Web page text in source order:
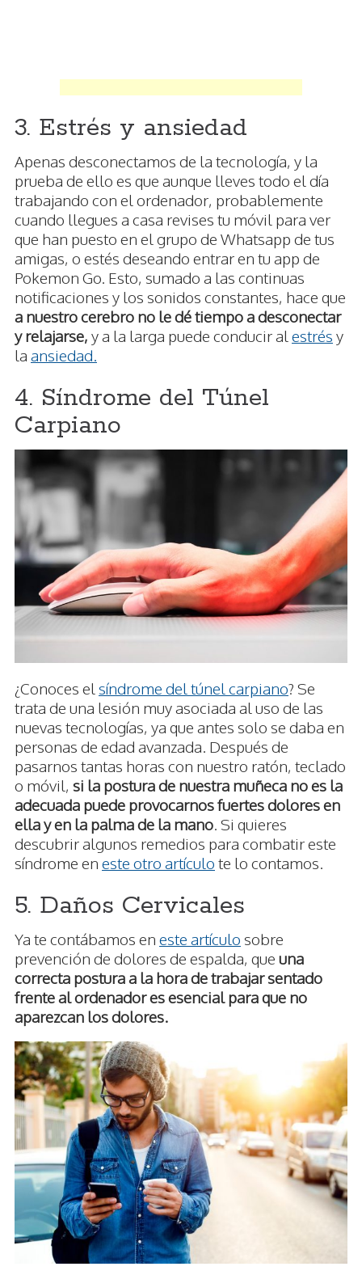
3. Estrés y ansiedad
Apenas desconectamos de la tecnología, y la
prueba de ello es que aunque lleves todo el día
trabajando con el ordenador, probablemente
cuando llegues a casa revises tu móvil para ver
que han puesto en el grupo de Whatsapp de tus
amigas, o estés deseando entrar en tu app de
Pokemon Go. Esto, sumado a las continuas
notificaciones y los sonidos constantes, hace que
a nuestro cerebro no le dé tiempo a desconectar
y relajarse, y a la larga puede conducir al estrés y
la ansiedad.
4. Síndrome del Túnel
Carpiano
¿Conoces el síndrome del túnel carpiano? Se
trata de una lesión muy asociada al uso de las
nuevas tecnologías, ya que antes solo se daba en
personas de edad avanzada. Después de
pasarnos tantas horas con nuestro ratón, teclado
o móvil, si la postura de nuestra muñeca no es la
adecuada puede provocarnos fuertes dolores en
ella y en la palma de la mano. Si quieres
descubrir algunos remedios para combatir este
síndrome en este otro artículo te lo contamos.
5. Daños Cervicales
Ya te contábamos en este artículo sobre
prevención de dolores de espalda, que una
correcta postura a la hora de trabajar sentado
frente al ordenador es esencial para que no
aparezcan los dolores.